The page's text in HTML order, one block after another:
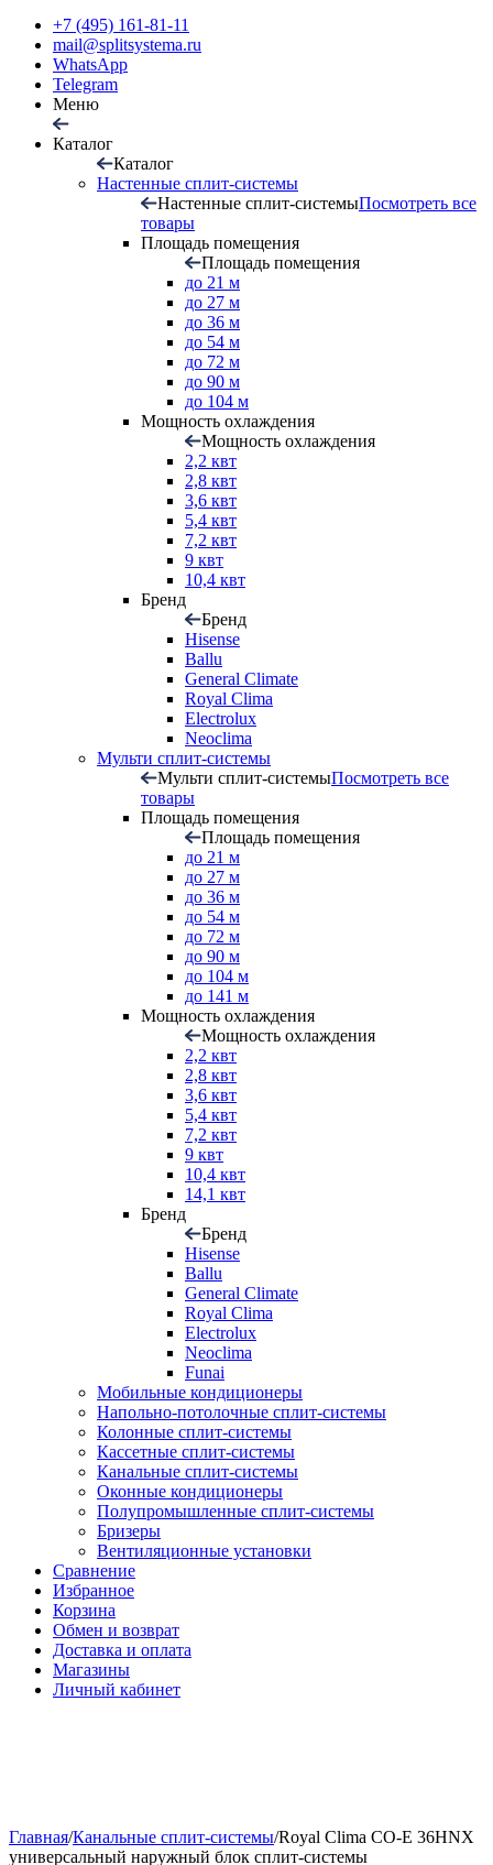
+7 (495) 161-81-11
mail@splitsystema.ru
WhatsApp
Telegram
Меню
Каталог
Каталог
Настенные сплит-системы
Настенные сплит-системыПосмотреть все
товары
Площадь помещения
Площадь помещения
до 21 м
до 27 м
до 36 м
до 54 м
до 72 м
до 90 м
до 104 м
Мощность охлаждения
Мощность охлаждения
2,2 квт
2,8 квт
3,6 квт
5,4 квт
7,2 квт
9 квт
10,4 квт
Бренд
Бренд
Hisense
Ballu
General Climate
Royal Clima
Electrolux
Neoclima
Мульти сплит-системы
Мульти сплит-системыПосмотреть все
товары
Площадь помещения
Площадь помещения
до 21 м
до 27 м
до 36 м
до 54 м
до 72 м
до 90 м
до 104 м
до 141 м
Мощность охлаждения
Мощность охлаждения
2,2 квт
2,8 квт
3,6 квт
5,4 квт
7,2 квт
9 квт
10,4 квт
14,1 квт
Бренд
Бренд
Hisense
Ballu
General Climate
Royal Clima
Electrolux
Neoclima
Funai
Мобильные кондиционеры
Напольно-потолоч​ные ​сплит-системы
Колонные ​​сплит-системы
Кассетные сплит-системы
Канальные сплит-системы
Оконные кондиционеры
Полупромышленные сплит-системы
Бризеры
Вентиляционные установки
Сравнение
Избранное
Корзина
Обмен и возврат
Доставка и оплата
Магазины
Личный кабинет
Главная/Канальные сплит-системы/Royal Clima CO-E 36HNX
универсальный наружный блок сплит-системы